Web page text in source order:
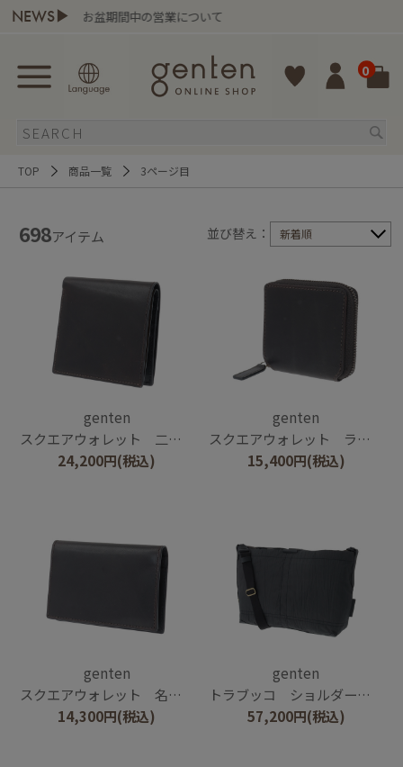
NEWS▶
お盆期間中の営業について
0
TOP 商品一覧 3ページ目
698アイテム 並び替え： 新着順
genten
スクエアウォレット 二つ折り財布
24,200円(税込)
genten
スクエアウォレット ラウンドコインケース
15,400円(税込)
genten
スクエアウォレット 名刺入れ
14,300円(税込)
genten
トラブッコ ショルダーバッグ大
57,200円(税込)